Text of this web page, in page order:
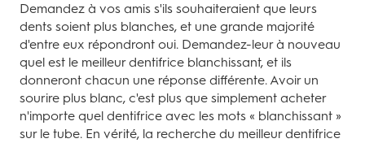
Demandez à vos amis s'ils souhaiteraient que leurs
dents soient plus blanches, et une grande majorité
d'entre eux répondront oui. Demandez-leur à nouveau
quel est le meilleur dentifrice blanchissant, et ils
donneront chacun une réponse différente. Avoir un
sourire plus blanc, c'est plus que simplement acheter
n'importe quel dentifrice avec les mots « blanchissant »
sur le tube. En vérité, la recherche du meilleur dentifrice